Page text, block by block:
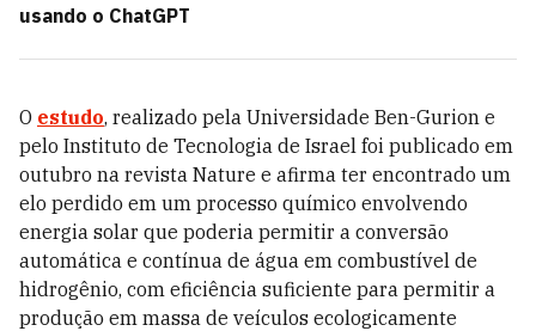
usando o ChatGPT
O estudo, realizado pela Universidade Ben-Gurion e
pelo Instituto de Tecnologia de Israel‎ foi publicado em
outubro na revista Nature e afirma ter encontrado um
elo perdido em um processo químico envolvendo
energia solar que poderia permitir a conversão
automática e contínua de água em combustível de
hidrogênio, com eficiência suficiente para permitir a
produção em massa de veículos ecologicamente